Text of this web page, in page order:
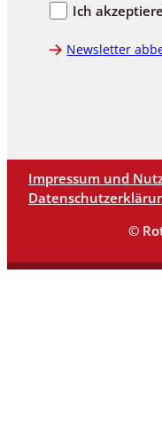
Ich
Newsletter
Impressum und
©